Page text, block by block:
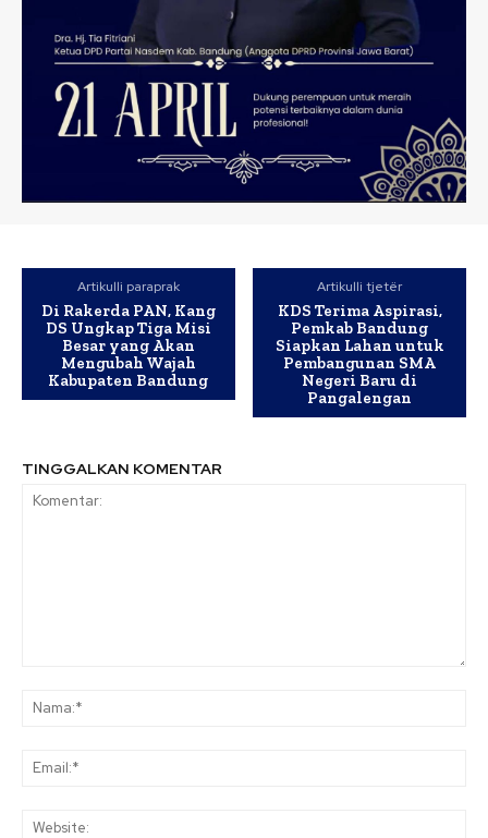
Artikulli paraprak
Di Rakerda PAN, Kang
DS Ungkap Tiga Misi
Besar yang Akan
Mengubah Wajah
Kabupaten Bandung
Artikulli tjetër
KDS Terima Aspirasi,
Pemkab Bandung
Siapkan Lahan untuk
Pembangunan SMA
Negeri Baru di
Pangalengan
TINGGALKAN KOMENTAR